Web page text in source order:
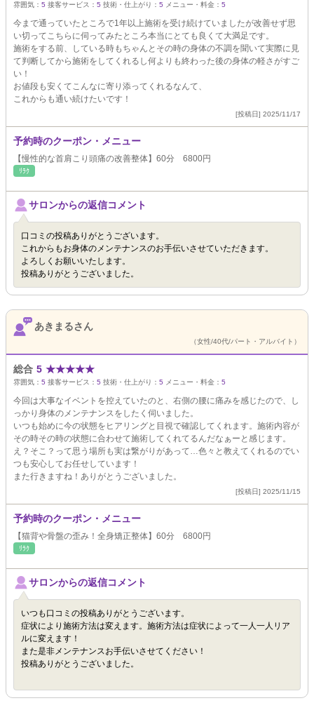
雰囲気： 5 接客サービス： 5 技術・仕上がり： 5 メニュー・料金： 5
今まで通っていたところで1年以上施術を受け続けていましたが改善せず思
い切ってこちらに伺ってみたところ本当にとても良くて大満足です。
施術をする前、している時もちゃんとその時の身体の不調を聞いて実際に見
て判断してから施術をしてくれるし何よりも終わった後の身体の軽さがすご
い！
お値段も安くてこんなに寄り添ってくれるなんて、
これからも通い続けたいです！
[投稿日] 2025/11/17
予約時のクーポン・メニュー
【慢性的な首肩こり頭痛の改善整体】60分 6800円
ﾘﾗｸ
サロンからの返信コメント
口コミの投稿ありがとうございます。
これからもお身体のメンテナンスのお手伝いさせていただきます。
よろしくお願いいたします。
投稿ありがとうございました。
あきまるさん
（女性/40代/パート・アルバイト）
総合 5 ★★★★★
雰囲気： 5 接客サービス： 5 技術・仕上がり： 5 メニュー・料金： 5
今回は大事なイベントを控えていたのと、右側の腰に痛みを感じたので、し
っかり身体のメンテナンスをしたく伺いました。
いつも始めに今の状態をヒアリングと目視で確認してくれます。施術内容が
その時その時の状態に合わせて施術してくれてるんだなぁーと感じます。
え？そこ？って思う場所も実は繋がりがあって…色々と教えてくれるのでい
つも安心してお任せしています！
また行きますね！ありがとうございました。
[投稿日] 2025/11/15
予約時のクーポン・メニュー
【猫背や骨盤の歪み！全身矯正整体】60分 6800円
ﾘﾗｸ
サロンからの返信コメント
いつも口コミの投稿ありがとうございます。
症状により施術方法は変えます。施術方法は症状によって一人一人リア
ルに変えます！
また是非メンテナンスお手伝いさせてください！
投稿ありがとうございました。